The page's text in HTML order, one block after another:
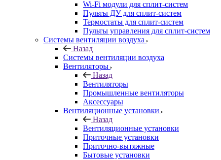
Wi-Fi модули для сплит-систем
Пульты ДУ для сплит-систем
Термостаты для сплит-систем
Пульты управления для сплит-систем
Системы вентиляции воздуха
Назад
Системы вентиляции воздуха
Вентиляторы
Назад
Вентиляторы
Промышленные вентиляторы
Аксессуары
Вентиляционные установки
Назад
Вентиляционные установки
Приточные установки
Приточно-вытяжные
Бытовые установки